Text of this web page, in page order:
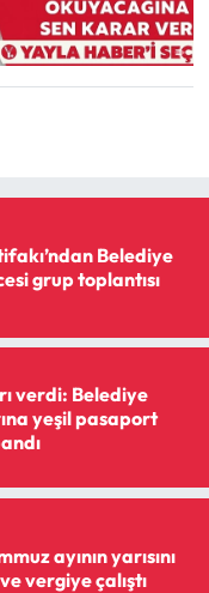
Belediye
grup toplantısı
verdi: Belediye
yeşil pasaport
ayının yarısını
vergiye çalıştı